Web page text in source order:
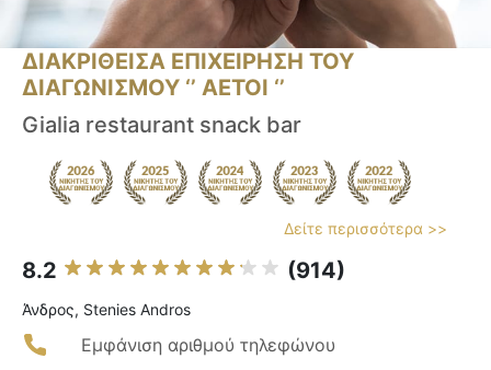
ΔΙΑΚΡΙΘΕΙΣΑ ΕΠΙΧΕΙΡΗΣΗ ΤΟΥ
ΔΙΑΓΩΝΙΣΜΟΥ ‘’ ΑΕΤΟΙ ‘’
Gialia restaurant snack bar
Δείτε περισσότερα >>
8.2 (914)
Άνδρος, Stenies Andros
Εμφάνιση αριθμού τηλεφώνου